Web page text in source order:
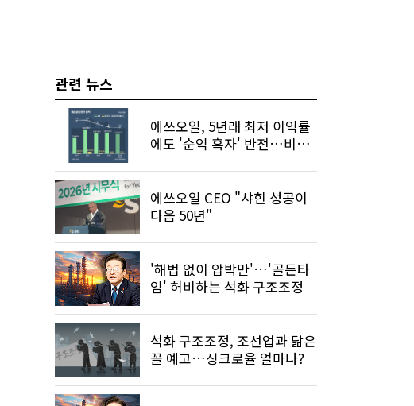
관련 뉴스
에쓰오일, 5년래 최저 이익률
에도 '순익 흑자' 반전…비결
에쓰오일 CEO "샤힌 성공이
다음 50년"
'해법 없이 압박만'…'골든타
임' 허비하는 석화 구조조정
석화 구조조정, 조선업과 닮은
꼴 예고…싱크로율 얼마나?